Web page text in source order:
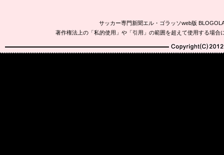
サッカー専門新聞エル・ゴラッソweb版
著作権法上の「私的使用」や「引用」の範囲を超えて使用する場
Copyright(C)2010-